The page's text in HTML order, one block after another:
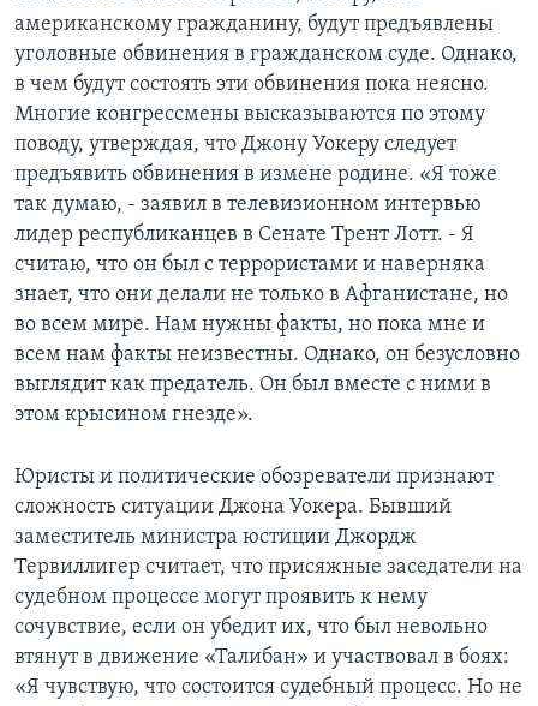
американскому гражданину, будут предъявлены
уголовные обвинения в гражданском суде. Однако,
в чем будут состоять эти обвинения пока неясно.
Многие конгрессмены высказываются по этому
поводу, утверждая, что Джону Уокеру следует
предъявить обвинения в измене родине. «Я тоже
так думаю, - заявил в телевизионном интервью
лидер республиканцев в Сенате Трент Лотт. - Я
считаю, что он был с террористами и наверняка
знает, что они делали не только в Афганистане, но
во всем мире. Нам нужны факты, но пока мне и
всем нам факты неизвестны. Однако, он безусловно
выглядит как предатель. Он был вместе с ними в
этом крысином гнезде».
Юристы и политические обозреватели признают
сложность ситуации Джона Уокера. Бывший
заместитель министра юстиции Джордж
Тервиллигер считает, что присяжные заседатели на
судебном процессе могут проявить к нему
сочувствие, если он убедит их, что был невольно
втянут в движение «Талибан» и участвовал в боях:
«Я чувствую, что состоится судебный процесс. Но не